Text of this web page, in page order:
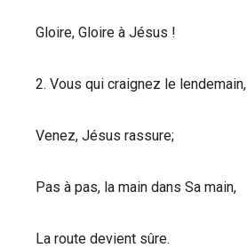
Gloire, Gloire à Jésus !
2. Vous qui craignez le lendemain,
Venez, Jésus rassure;
Pas à pas, la main dans Sa main,
La route devient sûre.